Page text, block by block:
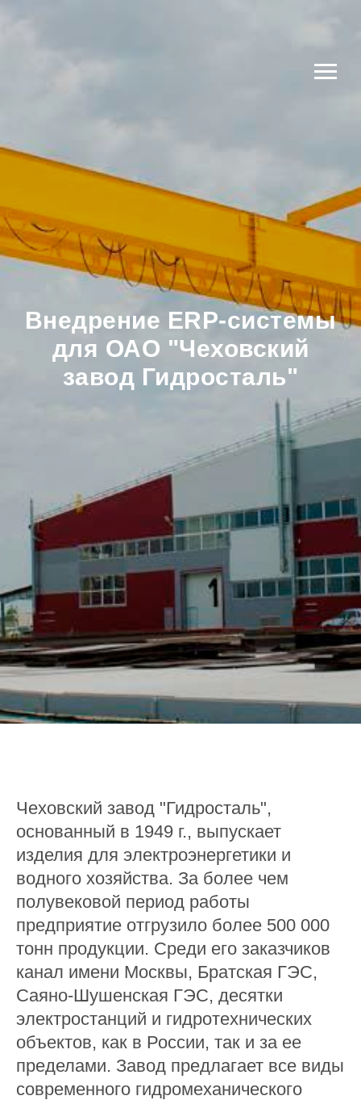
Внедрение ERP-системы
для ОАО "Чеховский
завод Гидросталь"
Чеховский завод "Гидросталь",
основанный в 1949 г., выпускает
изделия для электроэнергетики и
водного хозяйства. За более чем
полувековой период работы
предприятие отгрузило более 500 000
тонн продукции. Среди его заказчиков
канал имени Москвы, Братская ГЭС,
Саяно-Шушенская ГЭС, десятки
электростанций и гидротехнических
объектов, как в России, так и за ее
пределами. Завод предлагает все виды
современного гидромеханического